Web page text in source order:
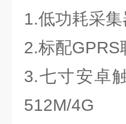
1.低功耗采
2.标配GPRS
3.七寸安卓
512M/4G